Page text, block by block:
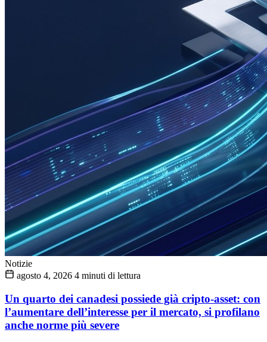
Notizie
agosto 4, 2026 4 minuti di lettura
Un quarto dei canadesi possiede già cripto-asset: con
l’aumentare dell’interesse per il mercato, si profilano
anche norme più severe